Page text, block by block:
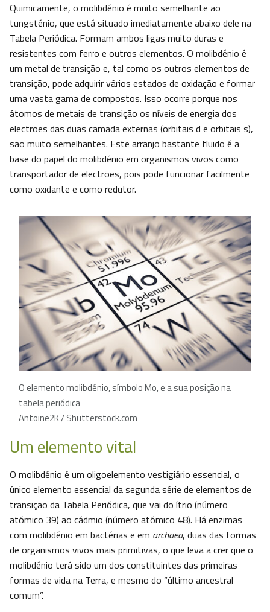
Quimicamente, o molibdénio é muito semelhante ao
tungsténio, que está situado imediatamente abaixo dele na
Tabela Periódica. Formam ambos ligas muito duras e
resistentes com ferro e outros elementos. O molibdénio é
um metal de transição e, tal como os outros elementos de
transição, pode adquirir vários estados de oxidação e formar
uma vasta gama de compostos. Isso ocorre porque nos
átomos de metais de transição os níveis de energia dos
electrões das duas camada externas (orbitais d e orbitais s),
são muito semelhantes. Este arranjo bastante fluido é a
base do papel do molibdénio em organismos vivos como
transportador de electrões, pois pode funcionar facilmente
como oxidante e como redutor.
O elemento molibdénio, símbolo Mo, e a sua posição na
tabela periódica
Antoine2K / Shutterstock.com
Um elemento vital
O molibdénio é um oligoelemento vestigiário essencial, o
único elemento essencial da segunda série de elementos de
transição da Tabela Periódica, que vai do ítrio (número
atómico 39) ao cádmio (número atómico 48). Há enzimas
com molibdénio em bactérias e em archaea, duas das formas
de organismos vivos mais primitivas, o que leva a crer que o
molibdénio terá sido um dos constituintes das primeiras
formas de vida na Terra, e mesmo do “último ancestral
comum”.